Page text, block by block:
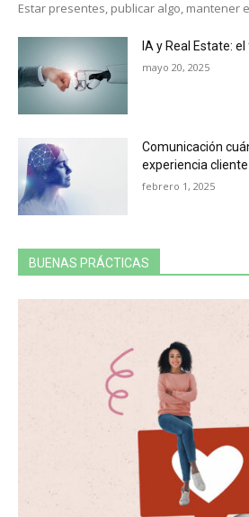
Estar presentes, publicar algo, mantener
IA y Real Estate:
mayo 20, 2025
Comunicación
experiencia
febrero 1, 2025
BUENAS PRÁCTICAS